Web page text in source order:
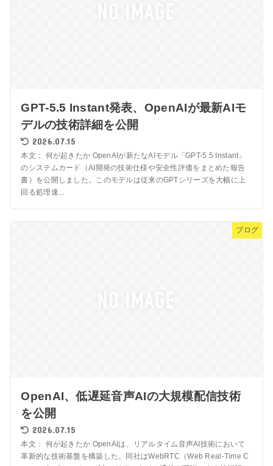
GPT-5.5 Instant発表、OpenAIが最新AIモ
デルの技術詳細を公開
2026.07.15
本文： 何が起きたか OpenAIが新たなAIモデル「GPT-5.5 Instant」
のシステムカード（AI開発の技術仕様や安全性評価をまとめた報告
書）を公開しました。このモデルは従来のGPTシリーズを大幅に上
回る処理速...
ブログ
OpenAI、低遅延音声AIの大規模配信技術
を公開
2026.07.15
本文： 何が起きたか OpenAIは、リアルタイム音声AI技術において
革新的な技術基盤を構築した。同社はWebRTC（Web Real-Time C